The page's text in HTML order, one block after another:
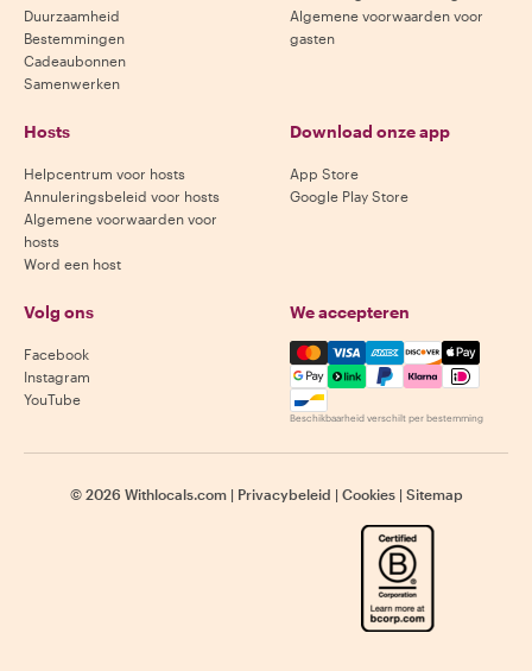
Duurzaamheid
Bestemmingen
Cadeaubonnen
Samenwerken
Algemene voorwaarden voor
gasten
Hosts
Helpcentrum voor hosts
Annuleringsbeleid voor hosts
Algemene voorwaarden voor
hosts
Word een host
Download onze app
App Store
Google Play Store
Volg ons
Facebook
Instagram
YouTube
We accepteren
Mastercard, Visa, Amex,
Beschikbaarheid verschilt per bestemming
© 2026 Withlocals.com | Privacybeleid | Cookies | Sitemap